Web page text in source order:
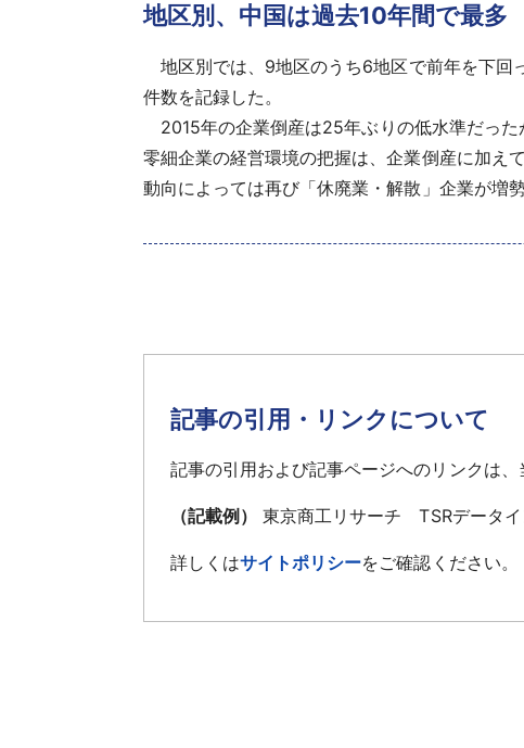
地区別、中国は過去10年間で最多
地区別では、9地区のうち6地区で前年を下回
件数を記録した。
2015年の企業倒産は25年ぶりの低水準だった
零細企業の経営環境の把握は、企業倒産に加え
動向によっては再び「休廃業・解散」企業が増
記事の引用・リンクについて
記事の引用および記事ページへのリンクは
（記載例） 東京商工リサーチ TSRデータ
詳しくはサイトポリシーをご確認ください。